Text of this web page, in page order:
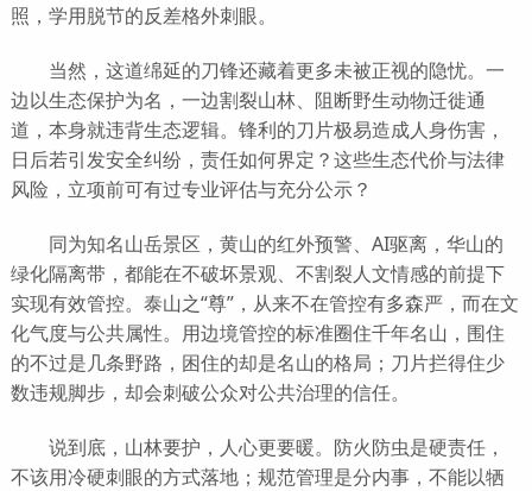
照，学用脱节的反差格外刺眼。
当然，这道绵延的刀锋还藏着更多未被正视的隐忧。一
边以生态保护为名，一边割裂山林、阻断野生动物迁徙通
道，本身就违背生态逻辑。锋利的刀片极易造成人身伤害，
日后若引发安全纠纷，责任如何界定？这些生态代价与法律
风险，立项前可有过专业评估与充分公示？
同为知名山岳景区，黄山的红外预警、AI驱离，华山的
绿化隔离带，都能在不破坏景观、不割裂人文情感的前提下
实现有效管控。泰山之“尊”，从来不在管控有多森严，而在文
化气度与公共属性。用边境管控的标准圈住千年名山，围住
的不过是几条野路，困住的却是名山的格局；刀片拦得住少
数违规脚步，却会刺破公众对公共治理的信任。
说到底，山林要护，人心更要暖。防火防虫是硬责任，
不该用冷硬刺眼的方式落地；规范管理是分内事，不能以牺